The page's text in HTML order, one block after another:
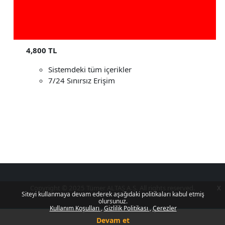
Siteyi kullanmaya devam ederek aşağıdaki politikaları kabul etmiş
olursunuz.
Kullanım Koşulları Gizlilik Politikası Çerezler
Devam et
x
4,800 TL
Sistemdeki tüm içerikler
7/24 Sınırsız Erişim